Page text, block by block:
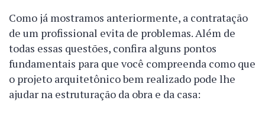
Como já mostramos anteriormente, a contratação
de um profissional evita de problemas. Além de
todas essas questões, confira alguns pontos
fundamentais para que você compreenda como que
o projeto arquitetônico bem realizado pode lhe
ajudar na estruturação da obra e da casa: